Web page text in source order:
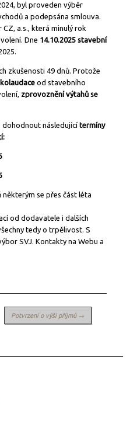
byl proveden výběr
a podepsána smlouva.
a.s., která minulý rok
Dne 14.10.2025 stavební
zkušenosti 49 dnů. Protože
kolaudaceod stavebního
zprovoznění výtahů se
dohodnout následující termíny
:
se přes část léta
od dodavatele i dalších
tedy o trpělivost. S
SVJ. Kontakty na Webu a
Potvrzení o výši příjmů →